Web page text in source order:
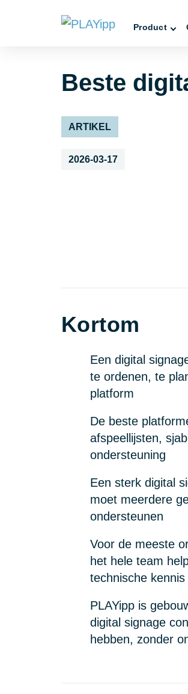
Product
Beste
ARTIKEL
2026-03-17
Kortom
Een digital
te ordenen, te
platform
De beste
afspeellijsten,
ondersteuning
Een sterk digital
moet meerdere
ondersteunen
Voor de meeste
het hele team
technische kennis
PLAYipp is
digital signage
hebben, zonder